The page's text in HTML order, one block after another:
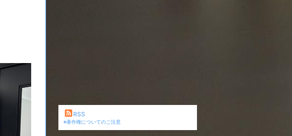
RSS
※著作権についてのご注意